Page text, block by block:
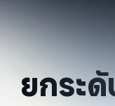
ยกระ